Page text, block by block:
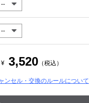
¥ 3,520 （税込）
ンセル・交換のルールについて